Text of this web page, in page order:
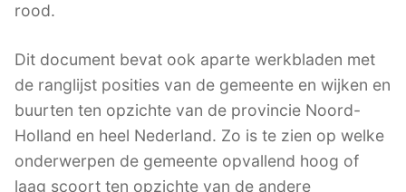
rood.
Dit document bevat ook aparte werkbladen met
de ranglijst posities van de gemeente en wijken en
buurten ten opzichte van de provincie Noord-
Holland en heel Nederland. Zo is te zien op welke
onderwerpen de gemeente opvallend hoog of
laag scoort ten opzichte van de andere